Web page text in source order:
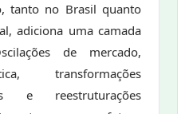
tanto no Brasil quanto
adiciona uma camada
de mercado,
transformações
e reestruturações